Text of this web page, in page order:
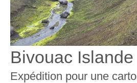
Bivouac Islande
Expédition pour une